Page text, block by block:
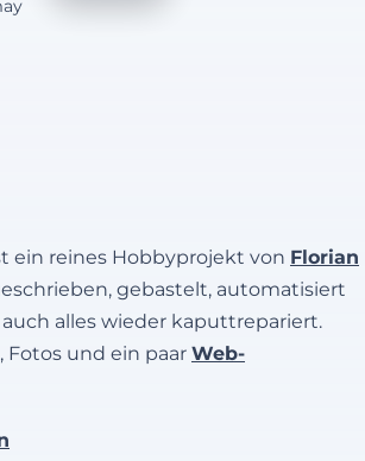
ein reines Hobbyprojekt von Florian
gebastelt, automatisiert
alles wieder kaputtrepariert.
Fotos und ein paar Web-